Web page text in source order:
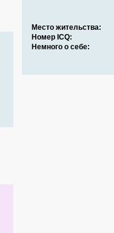
Место жительства:
Номер ICQ:
Немного о себе: